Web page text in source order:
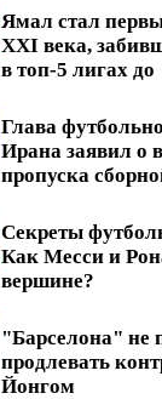
Ямал стал
XXI века,
в топ-5 лигах до
Глава
Ирана заявил о
пропуска
Секреты
Как Месси и
вершине?
"Барселона" не
продлевать
Йонгом